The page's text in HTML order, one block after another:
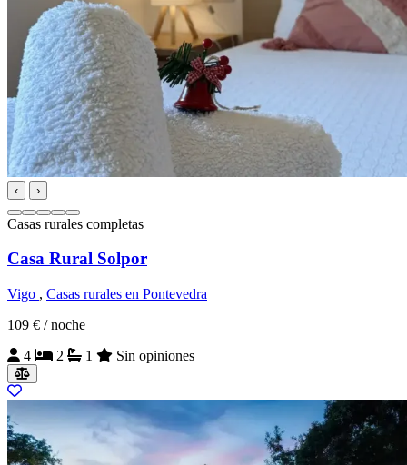
‹ ›
Casas rurales completas
Casa Rural Solpor
Vigo , Casas rurales en Pontevedra
109 € / noche
4
2 1 Sin opiniones